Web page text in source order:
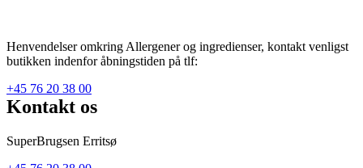
Henvendelser omkring Allergener og ingredienser, kontakt venligst
butikken indenfor åbningstiden på tlf:
+45 76 20 38 00
Kontakt os
SuperBrugsen Erritsø